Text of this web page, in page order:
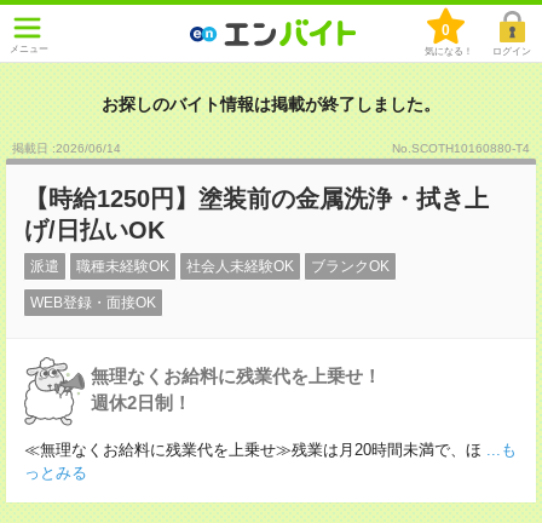
メニュー
0
気になる！ ログイン
お探しのバイト情報は掲載が終了しました。
掲載日 :2026/06/14 No.SCOTH10160880-T4
【時給1250円】塗装前の金属洗浄・拭き上
げ/日払いOK
派遣 職種未経験OK 社会人未経験OK ブランクOK
WEB登録・面接OK
無理なくお給料に残業代を上乗せ！
週休2日制！
≪無理なくお給料に残業代を上乗せ≫残業は月20時間未満で、ほ ...も
っとみる